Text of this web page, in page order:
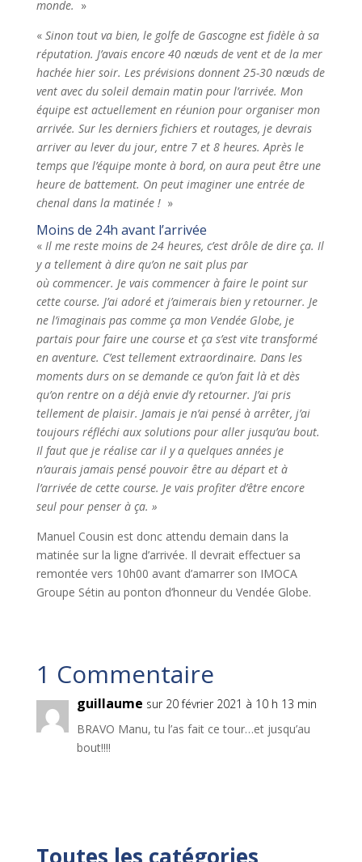
monde. »
« Sinon tout va bien, le golfe de Gascogne est fidèle à sa
réputation. J’avais encore 40 nœuds de vent et de la mer
hachée hier soir. Les prévisions donnent 25-30 nœuds de
vent avec du soleil demain matin pour l’arrivée. Mon
équipe est actuellement en réunion pour organiser mon
arrivée. Sur les derniers fichiers et routages, je devrais
arriver au lever du jour, entre 7 et 8 heures. Après le
temps que l’équipe monte à bord, on aura peut être une
heure de battement. On peut imaginer une entrée de
chenal dans la matinée ! »
Moins de 24h avant l’arrivée
« Il me reste moins de 24 heures, c’est drôle de dire ça. Il
y a tellement à dire qu’on ne sait plus par
où commencer. Je vais commencer à faire le point sur
cette course. J’ai adoré et j’aimerais bien y retourner. Je
ne l’imaginais pas comme ça mon Vendée Globe, je
partais pour faire une course et ça s’est vite transformé
en aventure. C’est tellement extraordinaire. Dans les
moments durs on se demande ce qu’on fait là et dès
qu’on rentre on a déjà envie d’y retourner. J’ai pris
tellement de plaisir. Jamais je n’ai pensé à arrêter, j’ai
toujours réfléchi aux solutions pour aller jusqu’au bout.
Il faut que je réalise car il y a quelques années je
n’aurais jamais pensé pouvoir être au départ et à
l’arrivée de cette course. Je vais profiter d’être encore
seul pour penser à ça. »
Manuel Cousin est donc attendu demain dans la
matinée sur la ligne d’arrivée. Il devrait effectuer sa
remontée vers 10h00 avant d’amarrer son IMOCA
Groupe Sétin au ponton d’honneur du Vendée Globe.
1 Commentaire
guillaume sur 20 février 2021 à 10 h 13 min
BRAVO Manu, tu l’as fait ce tour…et jusqu’au
bout!!!!
Toutes les catégories